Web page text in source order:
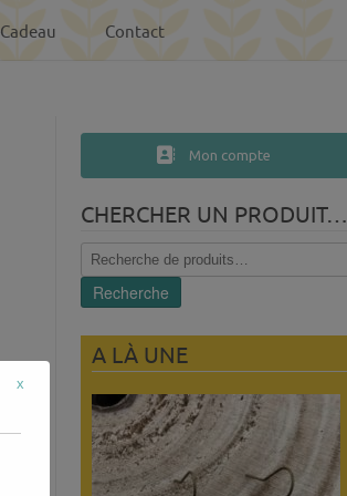
Contact
Mon compte
CHERCHER UN PRODUIT…
Recherche
pour :
Recherche
A LÀ UNE
x